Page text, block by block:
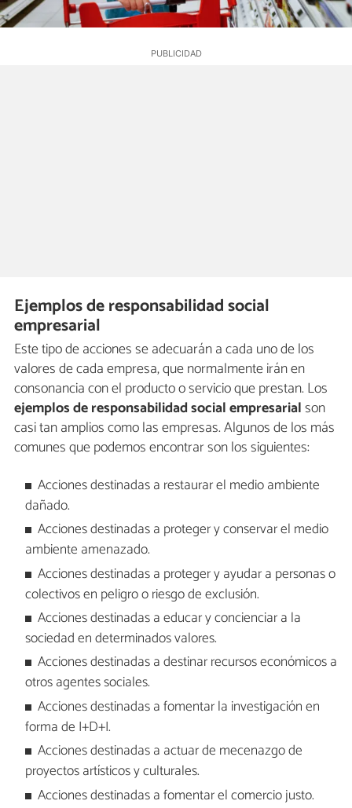
Ejemplos de responsabilidad social
empresarial
Este tipo de acciones se adecuarán a cada uno de los
valores de cada empresa, que normalmente irán en
consonancia con el producto o servicio que prestan. Los
ejemplos de responsabilidad social empresarialson
casi tan amplios como las empresas. Algunos de los más
comunes que podemos encontrar son los siguientes:
Acciones destinadas a restaurar el medio ambiente
dañado.
Acciones destinadas a proteger y conservar el medio
ambiente amenazado.
Acciones destinadas a proteger y ayudar a personas o
colectivos en peligro o riesgo de exclusión.
Acciones destinadas a educar y concienciar a la
sociedad en determinados valores.
Acciones destinadas a destinar recursos económicos a
otros agentes sociales.
Acciones destinadas a fomentar la investigación en
forma de I+D+I.
Acciones destinadas a actuar de mecenazgo de
proyectos artísticos y culturales.
Acciones destinadas a fomentar el comercio justo.